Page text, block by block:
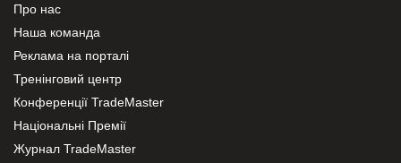
Про нас
Наша команда
Реклама на порталі
Тренінговий центр
Конференції TradeMaster
Національні Премії
Журнал TradeMaster